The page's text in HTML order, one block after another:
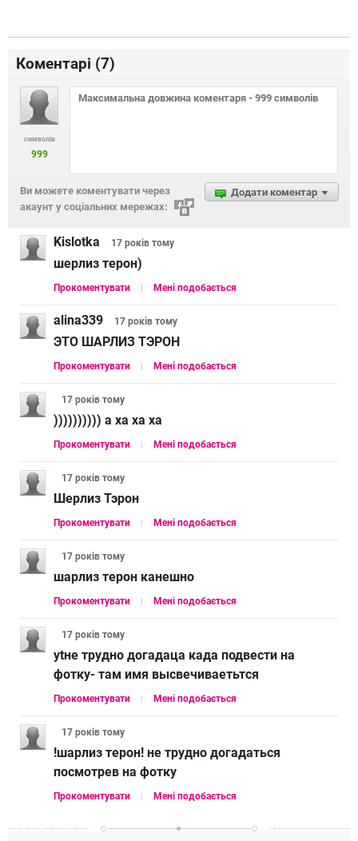
Коментарі (7)
символів
999
Додати коментар
Ви можете коментувати через
акаунт у соціальних мережах:
Kislotka 17 років тому
шерлиз терон)
Прокоментувати Мені подобається
alina339 17 років тому
ЭТО ШАРЛИЗ ТЭРОН
Прокоментувати Мені подобається
17 років тому
)))))))))) а ха ха ха
Прокоментувати Мені подобається
17 років тому
Шерлиз Тэрон
Прокоментувати Мені подобається
17 років тому
шарлиз терон канешно
Прокоментувати Мені подобається
17 років тому
ytне трудно догадаца када подвести на
фотку- там имя высвечиваетьтся
Прокоментувати Мені подобається
17 років тому
!шарлиз терон! не трудно догадаться
посмотрев на фотку
Прокоментувати Мені подобається